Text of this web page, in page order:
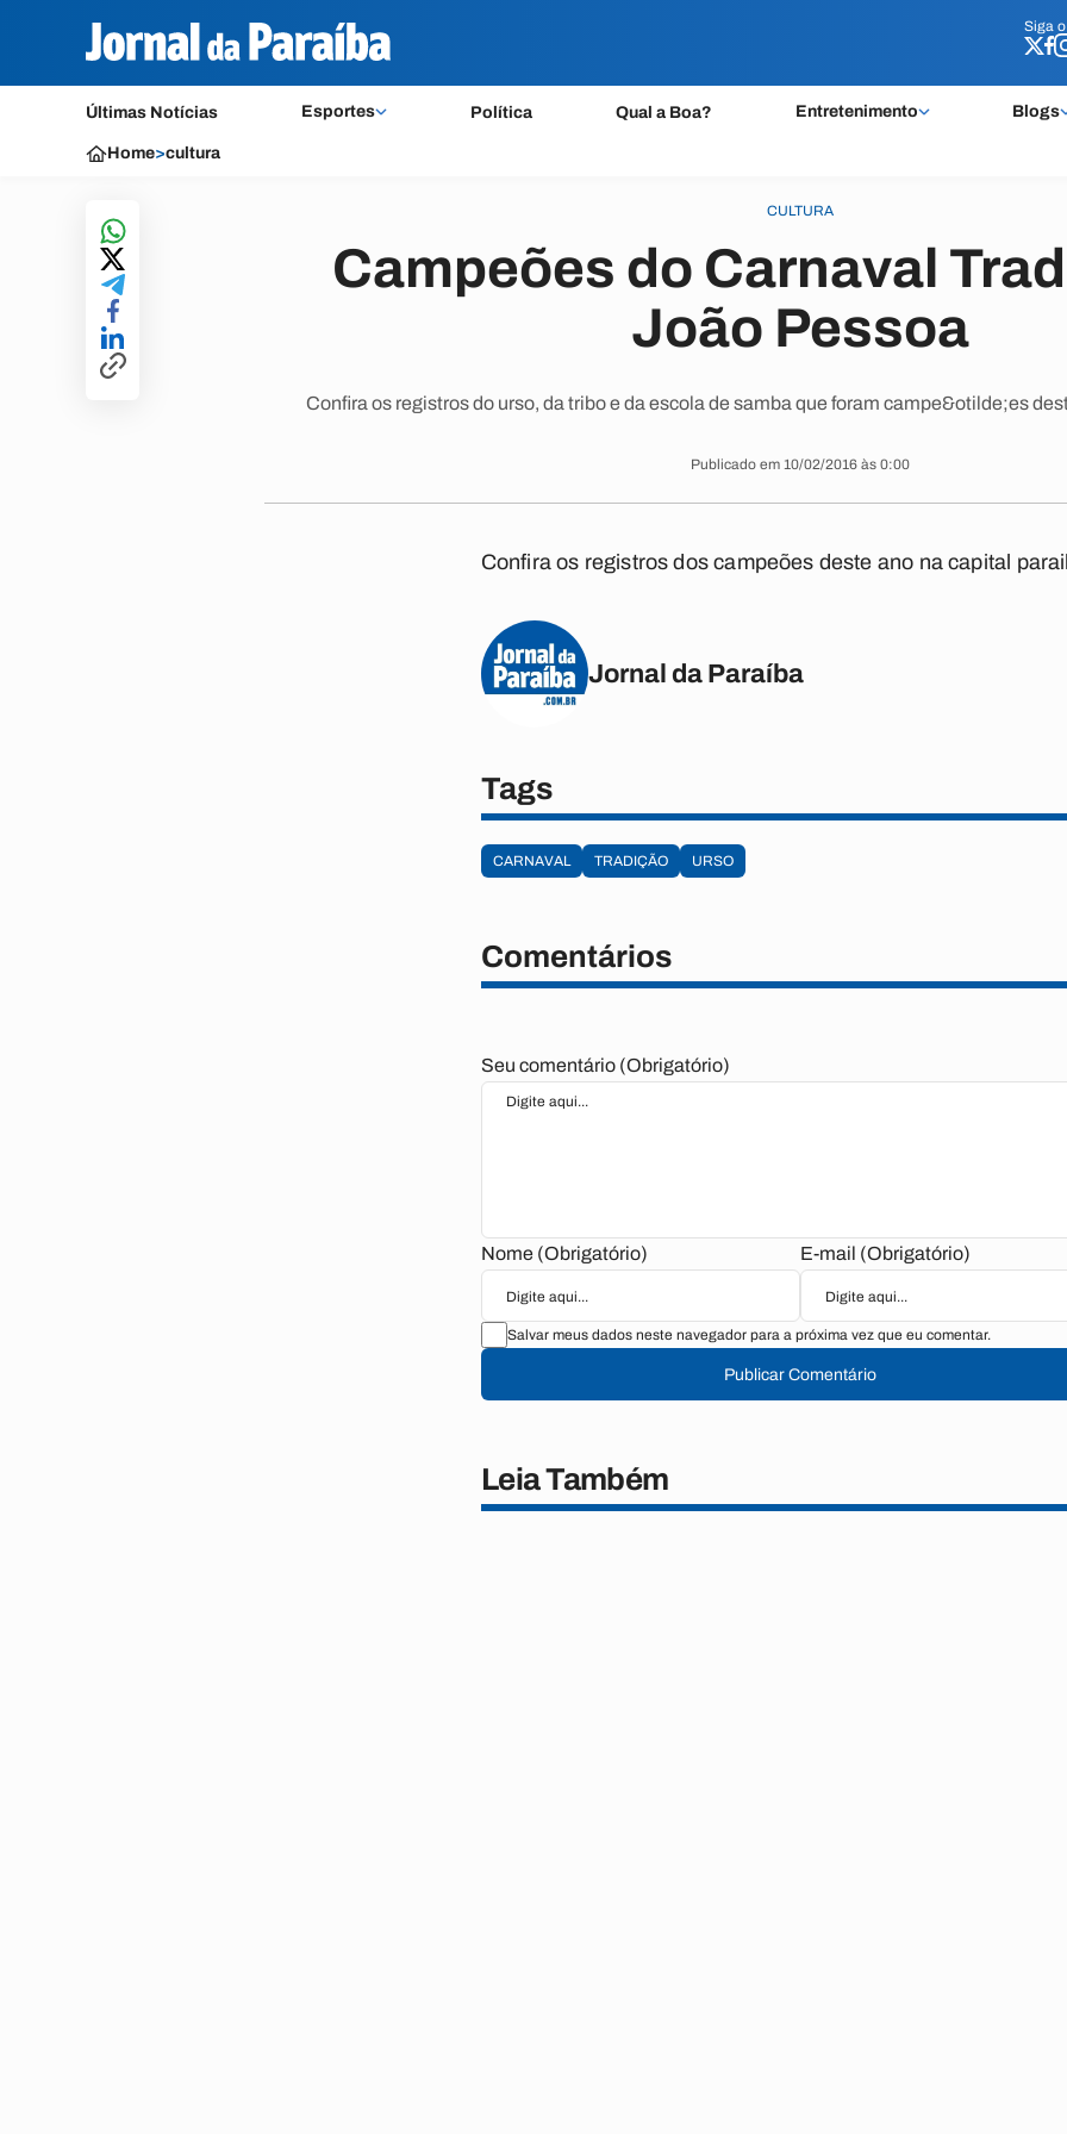
Siga o
Últimas Notícias Esportes Política Qual a Boa? Entretenimento Blogs
Siga o
Home>cultura
CULTURA
Campeões do Carnaval
João Pessoa
Confira os registros do urso, da tribo e da escola de samba que foram campe&otilde;es
Publicado em 10/02/2016 às 0:00
Confira os registros dos campeões deste ano na capital
Jornal da Paraíba
Tags
CARNAVAL TRADIÇÃO URSO
Comentários
Seu comentário (Obrigatório)
Nome (Obrigatório) E-mail (Obrigatório)
Salvar meus dados neste navegador para a próxima vez que eu comentar.
Publicar Comentário
Leia Também